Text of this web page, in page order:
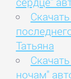
Татьяна
ночам"